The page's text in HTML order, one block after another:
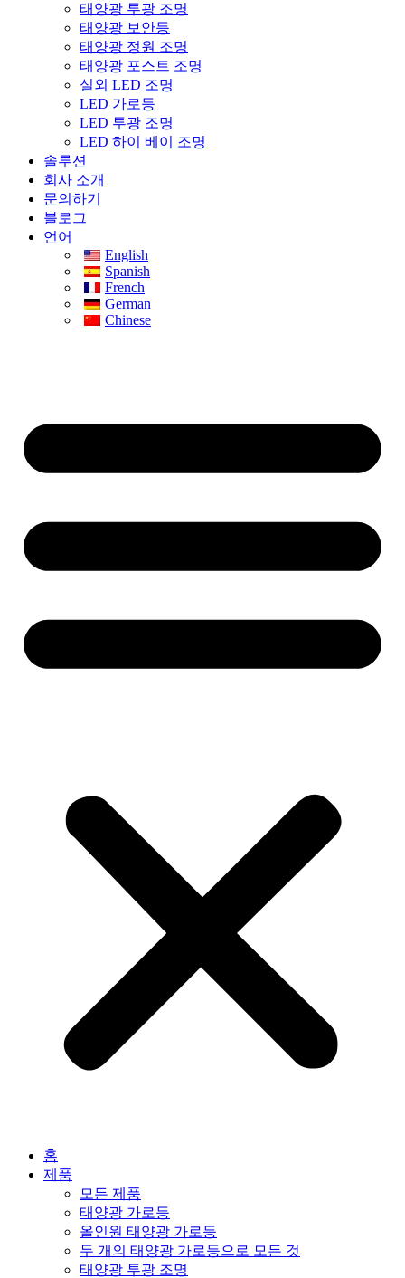
태양광 투광 조명
태양광 보안등
태양광 정원 조명
태양광 포스트 조명
실외 LED 조명
LED 가로등
LED 투광 조명
LED 하이 베이 조명
솔루션
회사 소개
문의하기
블로그
언어
English
Spanish
French
German
Chinese
홈
제품
모든 제품
태양광 가로등
올인원 태양광 가로등
두 개의 태양광 가로등으로 모든 것
태양광 투광 조명